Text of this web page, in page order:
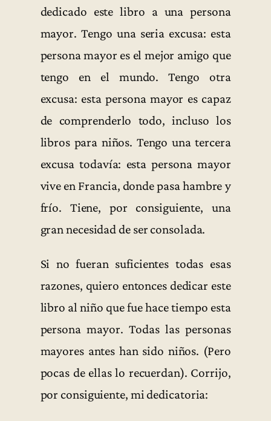
dedicado este libro a una persona
mayor. Tengo una seria excusa: esta
persona mayor es el mejor amigo que
tengo en el mundo. Tengo otra
excusa: esta persona mayor es capaz
de comprenderlo todo, incluso los
libros para niños. Tengo una tercera
excusa todavía: esta persona mayor
vive en Francia, donde pasa hambre y
frío. Tiene, por consiguiente, una
gran necesidad de ser consolada.
Si no fueran suficientes todas esas
razones, quiero entonces dedicar este
libro al niño que fue hace tiempo esta
persona mayor. Todas las personas
mayores antes han sido niños. (Pero
pocas de ellas lo recuerdan). Corrijo,
por consiguiente, mi dedicatoria: